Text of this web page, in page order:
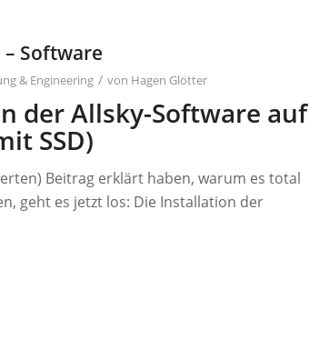
Software
& Engineering / von Hagen Glötter
der Allsky-Software auf
SSD)
Beitrag erklärt haben, warum es total
geht es jetzt los: Die Installation der